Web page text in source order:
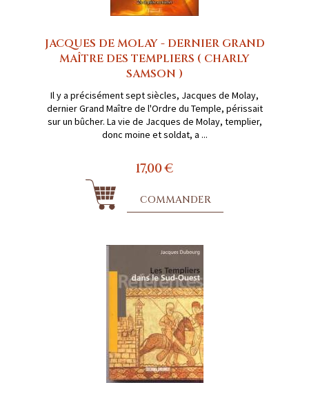
JACQUES DE MOLAY - DERNIER GRAND
MAÎTRE DES TEMPLIERS ( CHARLY
SAMSON )
Il y a précisément sept siècles, Jacques de Molay,
dernier Grand Maître de l'Ordre du Temple, périssait
sur un bûcher. La vie de Jacques de Molay, templier,
donc moine et soldat, a ...
17,00 €
COMMANDER